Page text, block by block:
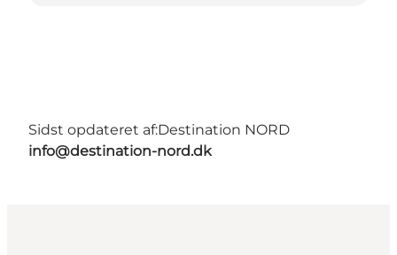
Sidst opdateret af:Destination NORD
info@destination-nord.dk